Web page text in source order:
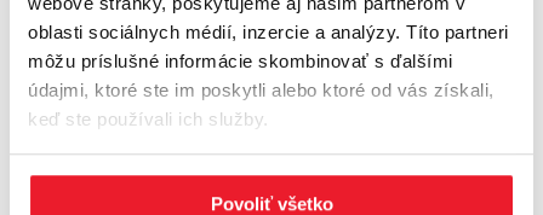
oblasti sociálnych médií, inzercie a analýzy. Títo partneri
môžu príslušné informácie skombinovať s ďalšími
údajmi, ktoré ste im poskytli alebo ktoré od vás získali,
keď ste používali ich služby.
Povoliť všetko
Reports 09.05.2023
INDUSTRIAL MARKETBEAT Q1 2023 -
SLOVAKIA